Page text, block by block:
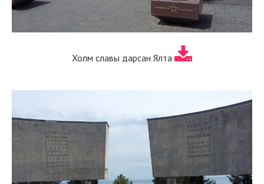
Холм славы дарсан Ялта